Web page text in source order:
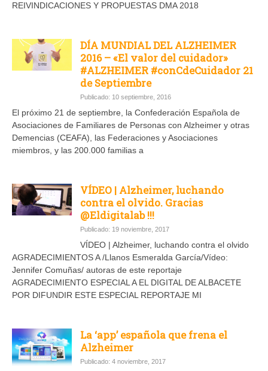
REIVINDICACIONES Y PROPUESTAS DMA 2018
DÍA MUNDIAL DEL ALZHEIMER
2016 – «El valor del cuidador»
#ALZHEIMER #conCdeCuidador 21
de Septiembre
Publicado: 10 septiembre, 2016
El próximo 21 de septiembre, la Confederación Española de
Asociaciones de Familiares de Personas con Alzheimer y otras
Demencias (CEAFA), las Federaciones y Asociaciones
miembros, y las 200.000 familias a
VÍDEO | Alzheimer, luchando
contra el olvido. Gracias
@Eldigitalab !!!
Publicado: 19 noviembre, 2017
VÍDEO | Alzheimer, luchando contra el olvido
AGRADECIMIENTOS A /Llanos Esmeralda García/Vídeo:
Jennifer Comuñas/ autoras de este reportaje
AGRADECIMIENTO ESPECIAL A EL DIGITAL DE ALBACETE
POR DIFUNDIR ESTE ESPECIAL REPORTAJE MI
La ‘app’ española que frena el
Alzheimer
Publicado: 4 noviembre, 2017